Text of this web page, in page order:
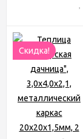
Скидка!